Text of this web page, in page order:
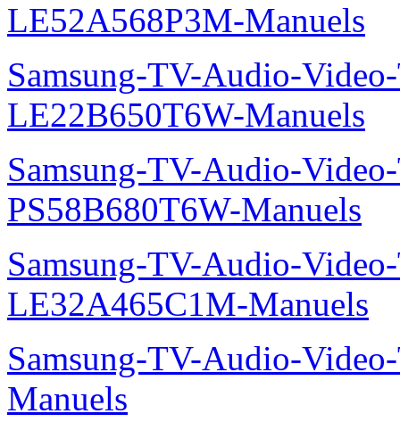
LE52A568P3M-Manuels
Samsung-TV-Audio-
LE22B650T6W-Manuels
Samsung-TV-Audio-
PS58B680T6W-Manuels
Samsung-TV-Audio-
LE32A465C1M-Manuels
Samsung-TV-Audio-
Manuels